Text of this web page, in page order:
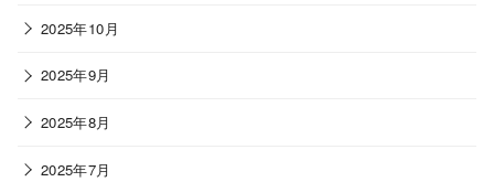
2025年10月
2025年9月
2025年8月
2025年7月